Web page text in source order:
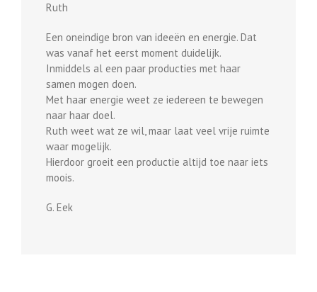
Ruth
Een oneindige bron van ideeën en energie. Dat
was vanaf het eerst moment duidelijk.
Inmiddels al een paar producties met haar
samen mogen doen.
Met haar energie weet ze iedereen te bewegen
naar haar doel.
Ruth weet wat ze wil, maar laat veel vrije ruimte
waar mogelijk.
Hierdoor groeit een productie altijd toe naar iets
moois.
G. Eek